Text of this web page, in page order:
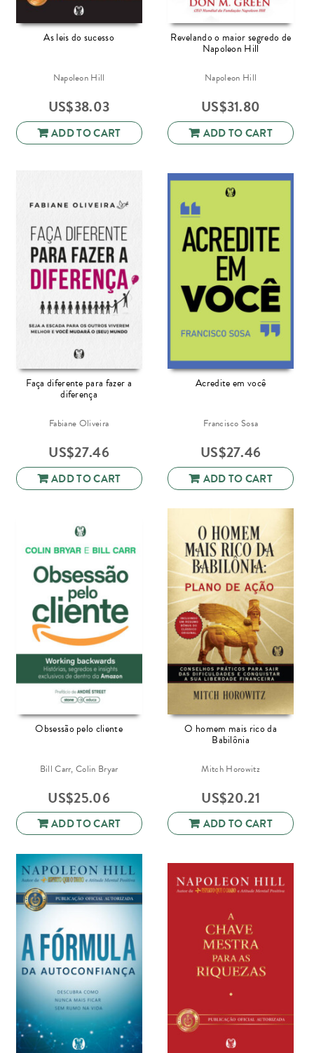
As leis do sucesso
Napoleon Hill
US$38.03
ADD TO CART
Revelando o maior segredo de
Napoleon Hill
Napoleon Hill
US$31.80
ADD TO CART
Faça diferente para fazer a
diferença
Fabiane Oliveira
US$27.46
ADD TO CART
Acredite em você
Francisco Sosa
US$27.46
ADD TO CART
Obsessão pelo cliente
Bill Carr, Colin Bryar
US$25.06
ADD TO CART
O homem mais rico da
Babilônia
Mitch Horowitz
US$20.21
ADD TO CART